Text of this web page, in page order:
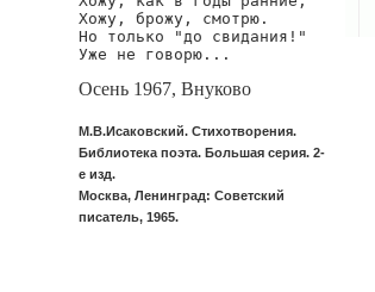
Хожу, брожу, смотрю.
Но только "до свидания!"
Уже не говорю...
Осень 1967, Внуково
М.В.Исаковский. Стихотворения.
Библиотека поэта. Большая серия. 2-
е изд.
Москва, Ленинград: Советский
писатель, 1965.